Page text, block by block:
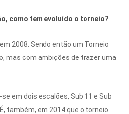
como tem evoluído o torneio?
2008. Sendo então um Torneio
mas com ambições de trazer uma
em dois escalões, Sub 11 e Sub
também, em 2014 que o torneio